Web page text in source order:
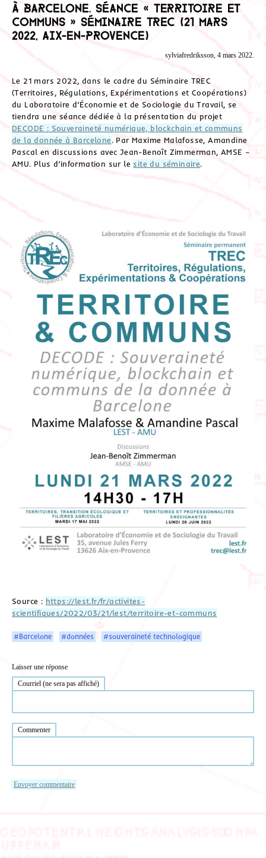
à Barcelone. Séance « Territoire et
communs » Séminaire TREC (21 mars
2022, Aix-en-Provence)
sylviafredriksson, 4 mars 2022.
Le 21 mars 2022, dans le cadre du Séminaire TREC
(Territoires, Régulations, Expérimentations et Coopérations)
du Laboratoire d’Économie et de Sociologie du Travail, se
tiendra une séance dédiée à la présentation du projet
DECODE : Souveraineté numérique, blockchain et communs
de la donnée à Barcelone. Par Maxime Malafosse, Amandine
Pascal en discussions avec Jean-Benoît Zimmerman, AMSE –
AMU. Plus d’information sur le site du séminaire.
Source : https://lest.fr/fr/activites-
scientifiques/2022/03/21/lest/territoire-et-communs
#Barcelone #données #souveraineté technologique
Laisser une réponse
Courriel (ne sera pas affiché)
Commenter